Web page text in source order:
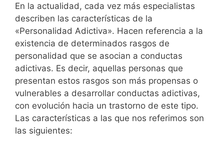
En la actualidad, cada vez más especialistas
describen las características de la
«Personalidad Adictiva». Hacen referencia a la
existencia de determinados rasgos de
personalidad que se asocian a conductas
adictivas. Es decir, aquellas personas que
presentan estos rasgos son más propensas o
vulnerables a desarrollar conductas adictivas,
con evolución hacia un trastorno de este tipo.
Las características a las que nos referimos son
las siguientes: